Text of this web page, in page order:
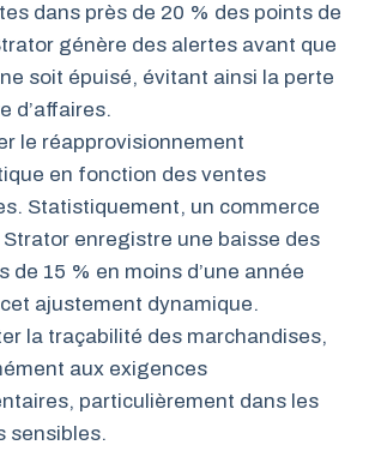
dans près de 20 % des points de
génère des alertes avant que
soit épuisé, évitant ainsi la perte
d’affaires.
le réapprovisionnement
en fonction des ventes
Statistiquement, un commerce
enregistre une baisse des
de 15 % en moins d’une année
ajustement dynamique.
la traçabilité des marchandises,
aux exigences
particulièrement dans les
sensibles.